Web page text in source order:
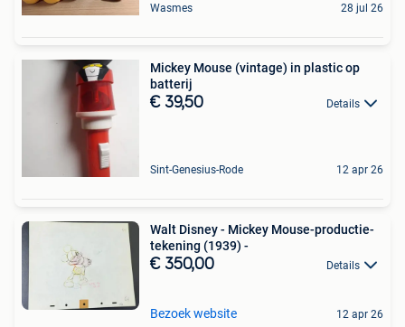
Wasmes 28 jul 26
Mickey Mouse (vintage) in plastic op
batterij
€ 39,50 Details
Sint-Genesius-Rode 12 apr 26
Walt Disney - Mickey Mouse-productie-
tekening (1939) -
€ 350,00 Details
Bezoek website 12 apr 26